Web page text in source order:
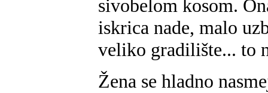
sivobelom kosom.
iskrica nade, malo
veliko gradilište... to
Žena se hladno